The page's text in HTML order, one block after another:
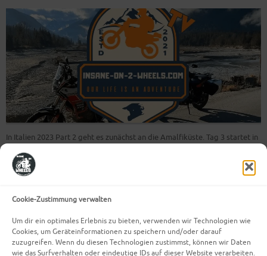
Cookie-Zustimmung verwalten
Um dir ein optimales Erlebnis zu bieten, verwenden wir Technologien wie
Cookies, um Geräteinformationen zu speichern und/oder darauf
zuzugreifen. Wenn du diesen Technologien zustimmst, können wir Daten
wie das Surfverhalten oder eindeutige IDs auf dieser Website verarbeiten.
In Italien 2023 Part 2 geht es zunächst an die Amalfiküste. Tag 3 startet in
Landesinnere gefahren sind bis wir auf die Küstenstraße von Amalfi
gestoßen sind. Auf dem Weg dorthin sind wir durch eine wunderschöne
Mehr Beiträge